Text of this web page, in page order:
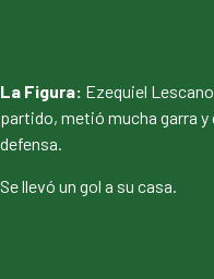
La Figura: Ezequiel
partido, metió mucha garra y
defensa.
Se llevó un gol a su casa.